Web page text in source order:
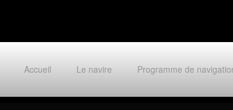
Accueil Le navire Programme de